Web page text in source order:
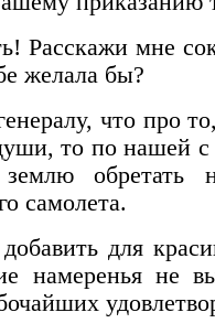
мне сокол,
желала бы?
про то,
то по нашей с
обретать
самолета.
для
намеренья не